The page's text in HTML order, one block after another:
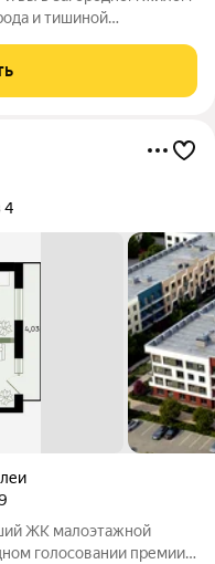
и тишиной
и заселены, на
4
голосовании премии